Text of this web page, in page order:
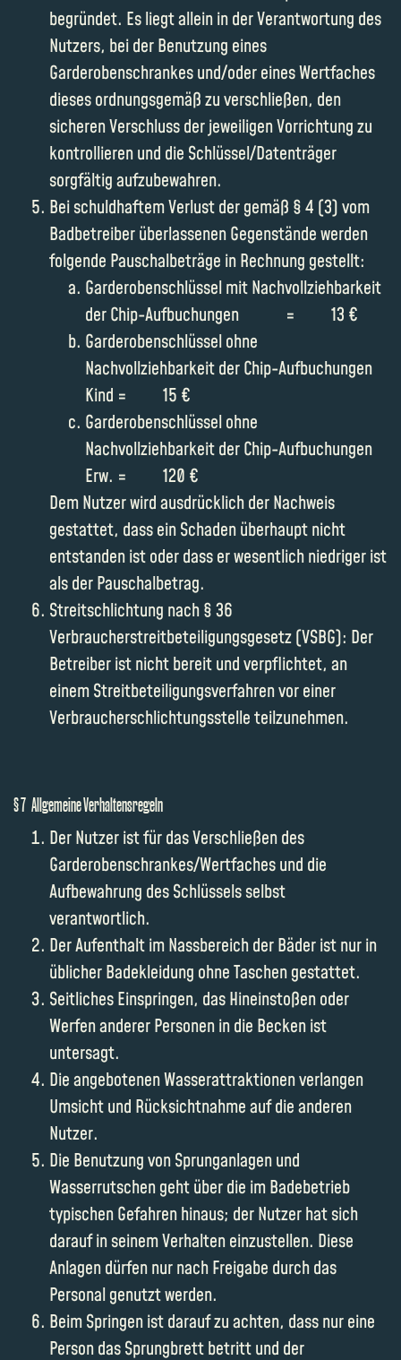
begründet. Es liegt allein in der Verantwortung des
Nutzers, bei der Benutzung eines
Garderobenschrankes und/oder eines Wertfaches
dieses ordnungsgemäß zu verschließen, den
sicheren Verschluss der jeweiligen Vorrichtung zu
kontrollieren und die Schlüssel/Datenträger
sorgfältig aufzubewahren.
Bei schuldhaftem Verlust der gemäß § 4 (3) vom
Badbetreiber überlassenen Gegenstände werden
folgende Pauschalbeträge in Rechnung gestellt:
Garderobenschlüssel mit Nachvollziehbarkeit
der Chip-Aufbuchungen = 13 €
Garderobenschlüssel ohne
Nachvollziehbarkeit der Chip-Aufbuchungen
Kind = 15 €
Garderobenschlüssel ohne
Nachvollziehbarkeit der Chip-Aufbuchungen
Erw. = 120 €
Dem Nutzer wird ausdrücklich der Nachweis
gestattet, dass ein Schaden überhaupt nicht
entstanden ist oder dass er wesentlich niedriger ist
als der Pauschalbetrag.
Streitschlichtung nach § 36
Verbraucherstreitbeteiligungsgesetz (VSBG): Der
Betreiber ist nicht bereit und verpflichtet, an
einem Streitbeteiligungsverfahren vor einer
Verbraucherschlichtungsstelle teilzunehmen.
§ 7 Allgemeine Verhaltensregeln
Der Nutzer ist für das Verschließen des
Garderobenschrankes/Wertfaches und die
Aufbewahrung des Schlüssels selbst
verantwortlich.
Der Aufenthalt im Nassbereich der Bäder ist nur in
üblicher Badekleidung ohne Taschen gestattet.
Seitliches Einspringen, das Hineinstoßen oder
Werfen anderer Personen in die Becken ist
untersagt.
Die angebotenen Wasserattraktionen verlangen
Umsicht und Rücksichtnahme auf die anderen
Nutzer.
Die Benutzung von Sprunganlagen und
Wasserrutschen geht über die im Badebetrieb
typischen Gefahren hinaus; der Nutzer hat sich
darauf in seinem Verhalten einzustellen. Diese
Anlagen dürfen nur nach Freigabe durch das
Personal genutzt werden.
Beim Springen ist darauf zu achten, dass nur eine
Person das Sprungbrett betritt und der